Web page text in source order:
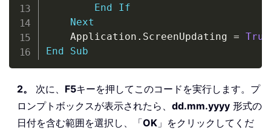
End
If
Next
    Application
. ScreenUpdating = True
End
Sub
2。 次に、 F5キーを押してこのコードを実行します。プ
ロンプトボックスが表示されたら、 dd.mm.yyyy 形式の
日付を含む範囲を選択し、「OK 」をクリックしてくだ